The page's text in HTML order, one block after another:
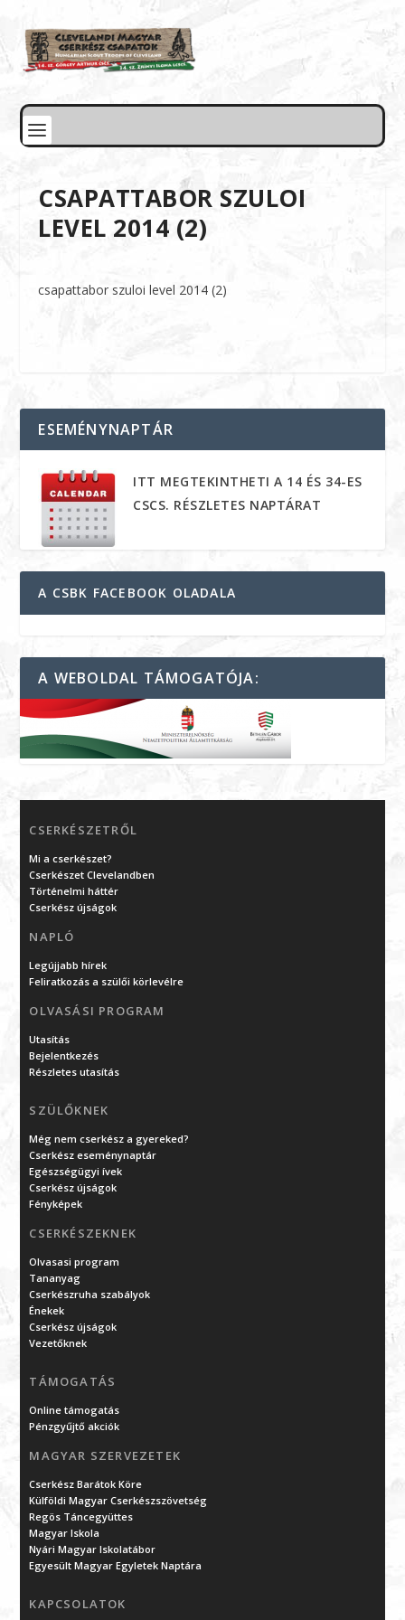
CSAPATTABOR SZULOI
LEVEL 2014 (2)
csapattabor szuloi level 2014 (2)
ESEMÉNYNAPTÁR
ITT MEGTEKINTHETI A 14 ÉS 34-ES
CSCS. RÉSZLETES NAPTÁRAT
A CSBK FACEBOOK OLADALA
A WEBOLDAL TÁMOGATÓJA:
CSERKÉSZETRŐL
Mi a cserkészet?
Cserkészet Clevelandben
Történelmi háttér
Cserkész újságok
NAPLÓ
Legújjabb hírek
Feliratkozás a szülői körlevélre
OLVASÁSI PROGRAM
Utasítás
Bejelentkezés
Részletes utasítás
SZÜLŐKNEK
Még nem cserkész a gyereked?
Cserkész eseménynaptár
Egészségügyi ívek
Cserkész újságok
Fényképek
CSERKÉSZEKNEK
Olvasasi program
Tananyag
Cserkészruha szabályok
Énekek
Cserkész újságok
Vezetőknek
TÁMOGATÁS
Online támogatás
Pénzgyűjtő akciók
MAGYAR SZERVEZETEK
Cserkész Barátok Köre
Külföldi Magyar Cserkészszövetség
Regös Táncegyüttes
Magyar Iskola
Nyári Magyar Iskolatábor
Egyesült Magyar Egyletek Naptára
KAPCSOLATOK